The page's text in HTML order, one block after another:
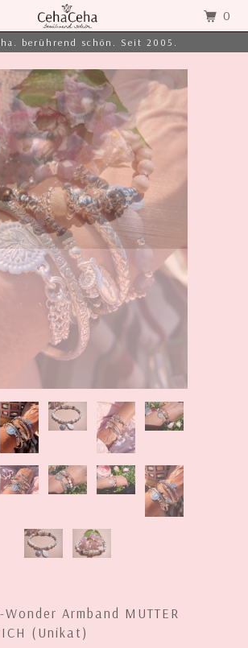
berührend schön. Seit 2005.
Armband MUTTER
(Unikat)
0